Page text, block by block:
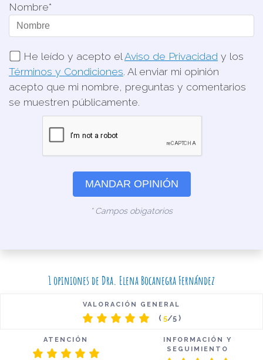
Nombre*
He leído y acepto elAviso de Privacidad y los
Términos y Condiciones. Al enviar mi opinión
acepto que mi nombre, preguntas y comentarios
se muestren públicamente.
MANDAR OPINIÓN
* Campos obigatorios
1 opiniones de Dra. Elena Bocanegra Fernández
VALORACIÓN GENERAL
( 5/5 )
ATENCIÓN
INFORMACIÓN Y
SEGUIMIENTO